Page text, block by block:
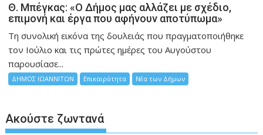
Θ. Μπέγκας: «Ο Δήμος μας αλλάζει με σχέδιο,
επιμονή και έργα που αφήνουν αποτύπωμα»
Τη συνολική εικόνα της δουλειάς που πραγματοποιήθηκε
τον Ιούλιο και τις πρώτες ημέρες του Αυγούστου
παρουσίασε...
ΔΗΜΟΣ ΙΩΑΝΝΙΤΩΝ Επικαιρότητα Νέα των Δήμων
Ακούστε ζωντανά